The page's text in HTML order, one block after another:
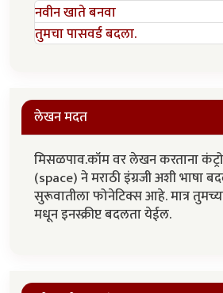
नवीन खाते बनवा
तुमचा पासवर्ड बदला.
लेखन मदत
मिसळपाव.कॉम वर लेखन करताना
(space) ने मराठी इंग्रजी अशी भाषा
सुरूवातीला फोनेटिक्स आहे. मात्र
मधून इनस्क्रीप्ट बदलता येईल.